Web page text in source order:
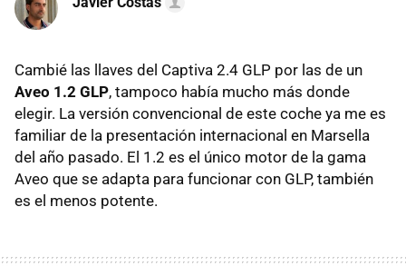
Cambié las llaves del Captiva 2.4 GLP por las de un
Aveo 1.2 GLP, tampoco había mucho más donde
elegir. La versión convencional de este coche ya me es
familiar de la presentación internacional en Marsella
del año pasado. El 1.2 es el único motor de la gama
Aveo que se adapta para funcionar con GLP, también
es el menos potente.